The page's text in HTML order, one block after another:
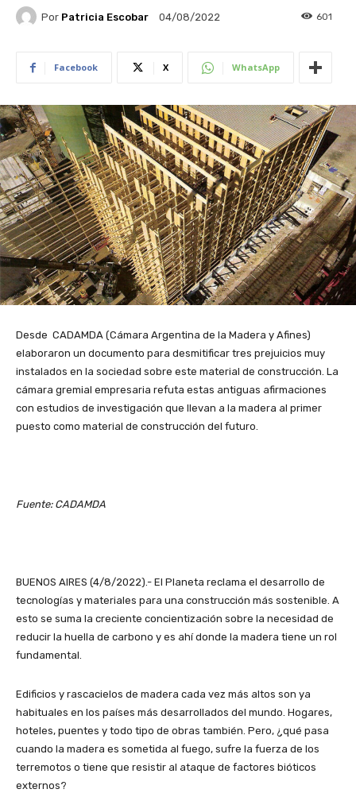
Por Patricia Escobar 04/08/2022 601
Facebook X WhatsApp
Desde CADAMDA (Cámara Argentina de la Madera y Afines)
elaboraron un documento para desmitificar tres prejuicios muy
instalados en la sociedad sobre este material de construcción. La
cámara gremial empresaria refuta estas antiguas afirmaciones
con estudios de investigación que llevan a la madera al primer
puesto como material de construcción del futuro.
Fuente: CADAMDA
BUENOS AIRES (4/8/2022).- El Planeta reclama el desarrollo de
tecnologías y materiales para una construcción más sostenible. A
esto se suma la creciente concientización sobre la necesidad de
reducir la huella de carbono y es ahí donde la madera tiene un rol
fundamental.
Edificios y rascacielos de madera cada vez más altos son ya
habituales en los países más desarrollados del mundo. Hogares,
hoteles, puentes y todo tipo de obras también. Pero, ¿qué pasa
cuando la madera es sometida al fuego, sufre la fuerza de los
terremotos o tiene que resistir al ataque de factores bióticos
externos?